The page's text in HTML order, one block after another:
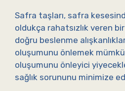
Safra taşları, safra
oldukça rahatsızlık veren
doğru beslenme
oluşumunu önlemek
oluşumunu önleyici
sağlık sorununu minimize